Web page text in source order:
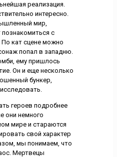
реализация.
интересно.
мир,
с
кат сцене можно
попал в западню.
ему пришлось
Он и еще несколько
бункер,
героев подробнее
они немного
мире и стараются
свой характер
мы понимаем, что
Мертвецы